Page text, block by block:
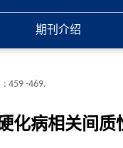
期刊介绍
: 459 -469.
化病相关间